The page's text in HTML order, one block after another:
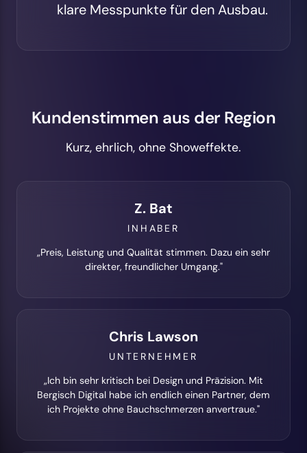
klare Messpunkte für den Ausbau.
Kundenstimmen aus der Region
Kurz, ehrlich, ohne Showeffekte.
Z. Bat
INHABER
„Preis, Leistung und Qualität stimmen. Dazu ein sehr
direkter, freundlicher Umgang."
Chris Lawson
UNTERNEHMER
„Ich bin sehr kritisch bei Design und Präzision. Mit
Bergisch Digital habe ich endlich einen Partner, dem
ich Projekte ohne Bauchschmerzen anvertraue."